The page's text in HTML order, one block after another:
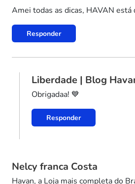
Amei todas as dicas, HAVAN está
Responder
Liberdade | Blog
Obrigadaa! 💙
Responder
Nelcy franca Costa
Havan, a Loja mais completa do